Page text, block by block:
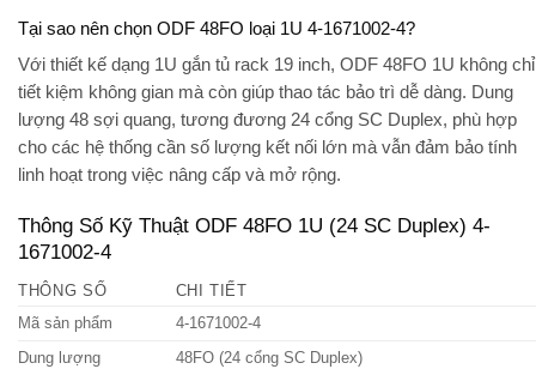
Tại sao nên chọn ODF 48FO loại 1U 4-1671002-4?
Với thiết kế dạng 1U gắn tủ rack 19 inch, ODF 48FO 1U không chỉ
tiết kiệm không gian mà còn giúp thao tác bảo trì dễ dàng. Dung
lượng 48 sợi quang, tương đương 24 cổng SC Duplex, phù hợp
cho các hệ thống cần số lượng kết nối lớn mà vẫn đảm bảo tính
linh hoạt trong việc nâng cấp và mở rộng.
Thông Số Kỹ Thuật ODF 48FO 1U (24 SC Duplex) 4-
1671002-4
THÔNG SỐ
CHI TIẾT
Mã sản phẩm
4-1671002-4
Dung lượng
48FO (24 cổng SC Duplex)